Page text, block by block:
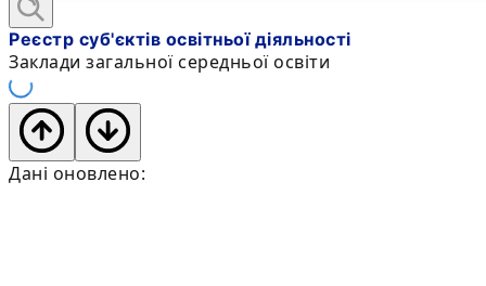
Реєстр суб'єктів освітньої діяльності
Заклади загальної середньої освіти
Дані оновлено: